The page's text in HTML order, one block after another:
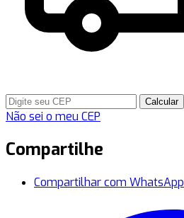
Calcular
Não sei o meu CEP
Compartilhe
Compartilhar com WhatsApp